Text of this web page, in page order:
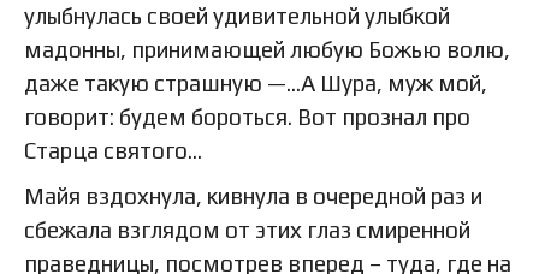
улыбнулась своей удивительной улыбкой
мадонны, принимающей любую Божью волю,
даже такую страшную —…А Шура, муж мой,
говорит: будем бороться. Вот прознал про
Старца святого…
Майя вздохнула, кивнула в очередной раз и
сбежала взглядом от этих глаз смиренной
праведницы, посмотрев вперед – туда, где на